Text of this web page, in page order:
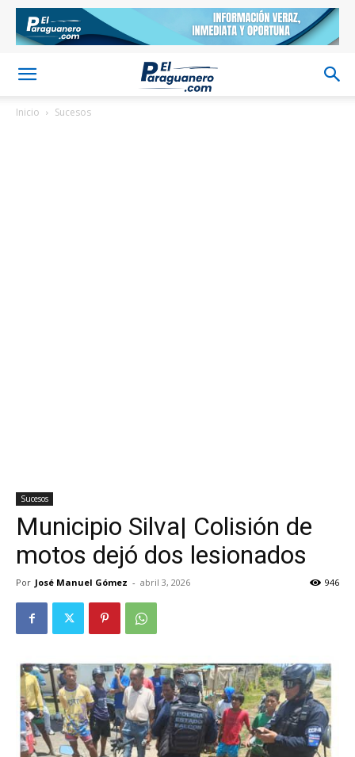
Inicio Sucesos
Sucesos
Municipio Silva| Colisión de
motos dejó dos lesionados
Por José Manuel Gómez - abril 3, 2026 946